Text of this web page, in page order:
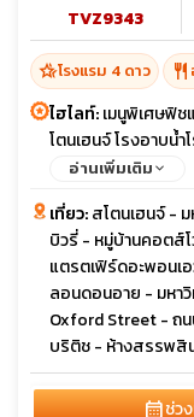
เริ่มต้น
ทัวร์ยุโรป ลอนดอน
พิพิธภัณฑ์บริติช หอ